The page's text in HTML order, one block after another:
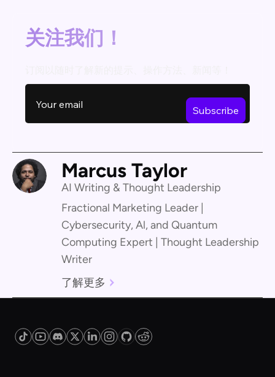
关注我们！
Marcus Taylor
AI Writing & Thought Leadership
Fractional Marketing Leader |
Cybersecurity, Al, and Quantum
Computing Expert | Thought Leadership
Writer
了解更多